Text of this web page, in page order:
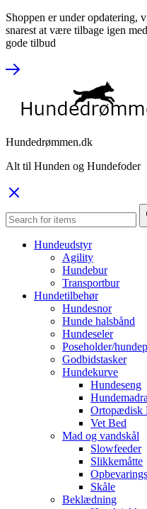
Shoppen er under opdatering,
snarest at være tilbage igen
gode tilbud
Hundedrømmen.dk
Alt til Hunden og Hundefoder
Hundeudstyr
Agility
Hundebur
Transportbur
Hundetilbehør
Hundesnor
Hunde halsbånd
Hundeseler
Poseholder/
Godbidstasker
Hundekurve
Hundeseng
Ortopædisk
Vet Bed
Mad og vandskål
Slowfeeder
Slikkemåtte
Skåle
Beklædning